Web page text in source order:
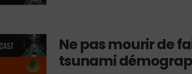
Ne pas mourir de
tsunami